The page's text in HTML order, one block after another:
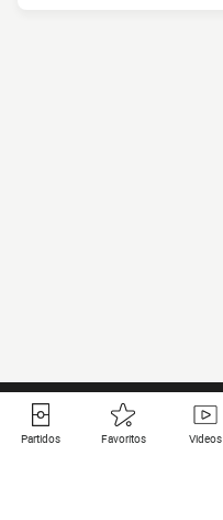
Partidos Favoritos Videos